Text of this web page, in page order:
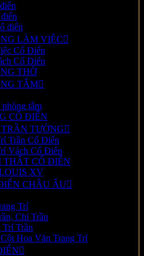
điển
LÀM VIỆC
Cổ Điển
Cổ Điển
THỜ
TẮM
tắm
CỔ ĐIỂN
TƯỜNG
Trần Cổ Điển
Vách Cổ Điển
THẤT CỔ ĐIỂN
XV
CHÂU ÂU
Trí
Chỉ Trần
Trí Trần
Hoa Văn Trang Trí